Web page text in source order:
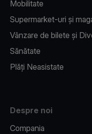
Mobilitate
Supermarket-uri și
Vânzare de bilete și
Sănătate
Plăți Neasistate
Despre noi
Compania